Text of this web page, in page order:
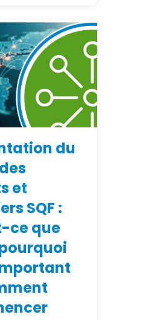
du
et
SQF :
ce que